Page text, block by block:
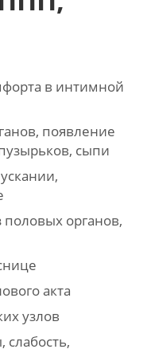
в интимной
появление
сыпи
органов,
акта
узлов